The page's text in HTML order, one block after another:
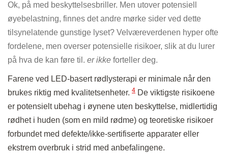
Ok, på med beskyttelsesbriller. Men utover potensiell
øyebelastning, finnes det andre mørke sider ved dette
tilsynelatende gunstige lyset? Velværeverdenen hyper ofte
fordelene, men overser potensielle risikoer, slik at du lurer
på hva de kan føre til. er ikke forteller deg.
Farene ved LED-basert rødlysterapi er minimale når den
brukes riktig med kvalitetsenheter. 4 De viktigste risikoene
er potensielt ubehag i øynene uten beskyttelse, midlertidig
rødhet i huden (som en mild rødme) og teoretiske risikoer
forbundet med defekte/ikke-sertifiserte apparater eller
ekstrem overbruk i strid med anbefalingene.